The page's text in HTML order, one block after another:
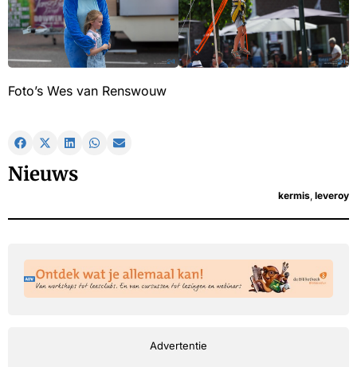
Foto’s Wes van Renswouw
Nieuws
kermis leveroy
Advertentie